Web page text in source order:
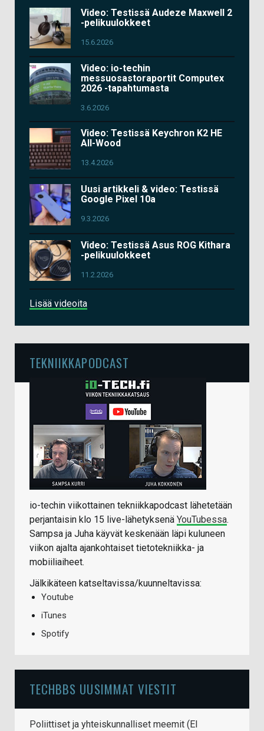
Video: Testissä Audeze Maxwell 2
-pelikuulokkeet
15.6.2026
Video: io-techin
messuosastoraportit Computex
2026 -tapahtumasta
3.6.2026
Video: Testissä Keychron K2 HE
All-Wood
13.4.2026
Uusi artikkeli & video: Testissä
Google Pixel 10a
9.3.2026
Video: Testissä Asus ROG Kithara
-pelikuulokkeet
11.2.2026
Lisää videoita
TEKNIIKKAPODCAST
io-techin viikottainen tekniikkapodcast lähetetään
perjantaisin klo 15 live-lähetyksenä YouTubessa.
Sampsa ja Juha käyvät keskenään läpi kuluneen
viikon ajalta ajankohtaiset tietotekniikka- ja
mobiiliaiheet.
Jälkikäteen katseltavissa/kuunneltavissa:
Youtube
iTunes
Spotify
TECHBBS UUSIMMAT VIESTIT
Poliittiset ja yhteiskunnalliset meemit (EI